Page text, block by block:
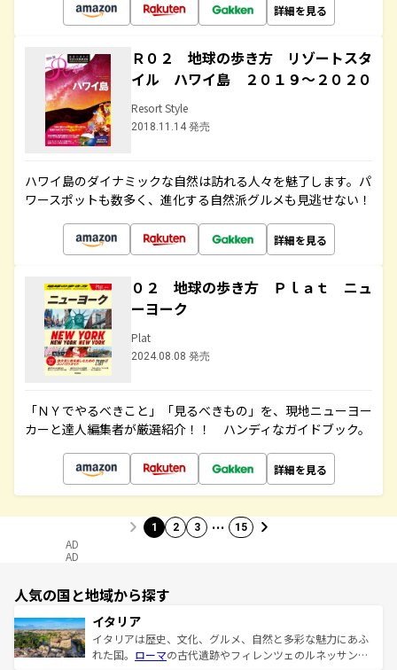
詳細を見る
Ｒ０２ 地球の歩き方 リゾートスタ
イル ハワイ島 ２０１９～２０２０
Resort Style
2018.11.14 発売
ハワイ島のダイナミックな自然は訪れる人々を魅了します。パ
ワースポットも数多く、進化する自然派グルメも見逃せない！
詳細を見る
０２ 地球の歩き方 Ｐｌａｔ ニュ
ーヨーク
Plat
2024.08.08 発売
「ＮＹでやるべきこと」「見るべきもの」を、現地ニューヨー
カーと達人編集者が厳選紹介！！ ハンディなガイドブック。
詳細を見る
1 2 3 … 15
AD
AD
人気の国と地域から探す
イタリア
イタリアは歴史、文化、グルメ、自然と多彩な魅力にあふ
れた国。 ローマの古代遺跡やフィレンツェのルネッサンス